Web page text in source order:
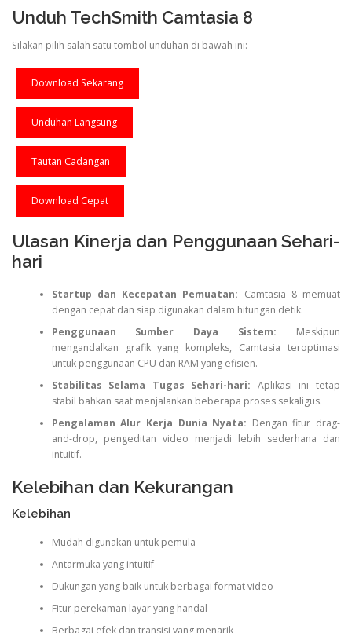
Unduh TechSmith Camtasia 8
Silakan pilih salah satu tombol unduhan di bawah ini:
Download Sekarang
Unduhan Langsung
Tautan Cadangan
Download Cepat
Ulasan Kinerja dan Penggunaan Sehari-
hari
Startup dan Kecepatan Pemuatan: Camtasia 8 memuat
dengan cepat dan siap digunakan dalam hitungan detik.
Penggunaan Sumber Daya Sistem: Meskipun
mengandalkan grafik yang kompleks, Camtasia teroptimasi
untuk penggunaan CPU dan RAM yang efisien.
Stabilitas Selama Tugas Sehari-hari: Aplikasi ini tetap
stabil bahkan saat menjalankan beberapa proses sekaligus.
Pengalaman Alur Kerja Dunia Nyata: Dengan fitur drag-
and-drop, pengeditan video menjadi lebih sederhana dan
intuitif.
Kelebihan dan Kekurangan
Kelebihan
Mudah digunakan untuk pemula
Antarmuka yang intuitif
Dukungan yang baik untuk berbagai format video
Fitur perekaman layar yang handal
Berbagai efek dan transisi yang menarik